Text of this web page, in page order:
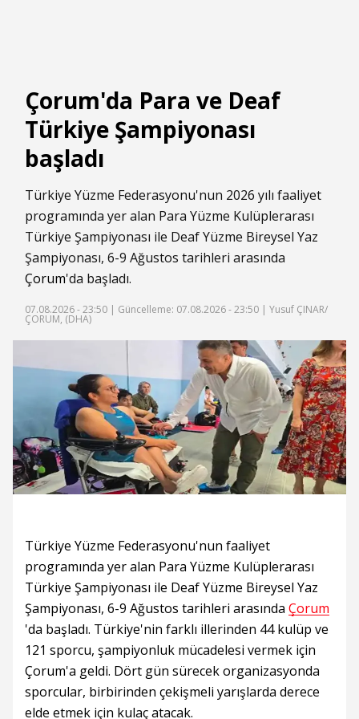
Çorum'da Para ve Deaf
Türkiye Şampiyonası
başladı
Türkiye Yüzme Federasyonu'nun 2026 yılı faaliyet
programında yer alan Para Yüzme Kulüplerarası
Türkiye Şampiyonası ile Deaf Yüzme Bireysel Yaz
Şampiyonası, 6-9 Ağustos tarihleri arasında
Çorum'da başladı.
07.08.2026 - 23:50 | Güncelleme: 07.08.2026 - 23:50 | Yusuf ÇINAR/
ÇORUM, (DHA)
Türkiye Yüzme Federasyonu'nun faaliyet
programında yer alan Para Yüzme Kulüplerarası
Türkiye Şampiyonası ile Deaf Yüzme Bireysel Yaz
Şampiyonası, 6-9 Ağustos tarihleri arasında Çorum
'da başladı. Türkiye'nin farklı illerinden 44 kulüp ve
121 sporcu, şampiyonluk mücadelesi vermek için
Çorum'a geldi. Dört gün sürecek organizasyonda
sporcular, birbirinden çekişmeli yarışlarda derece
elde etmek için kulaç atacak.